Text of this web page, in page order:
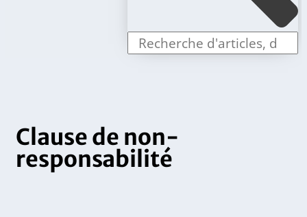
Clause de non-
responsabilité